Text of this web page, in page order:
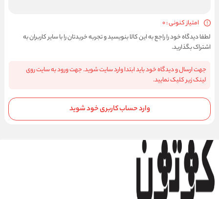
امتیاز کنونی : 0
لطفا دیدگاه خود را راجع به این کالا بنویسید و تجربه خریدتان را با سایر کاربران به
اشتراک بگذارید.
جهت ارسال و دیدگاه خود باید ابتدا وارد سایت شوید. جهت ورود به سایت روی
لینک زیر کلیک نمایید.
وارد حساب کاربری خود شوید